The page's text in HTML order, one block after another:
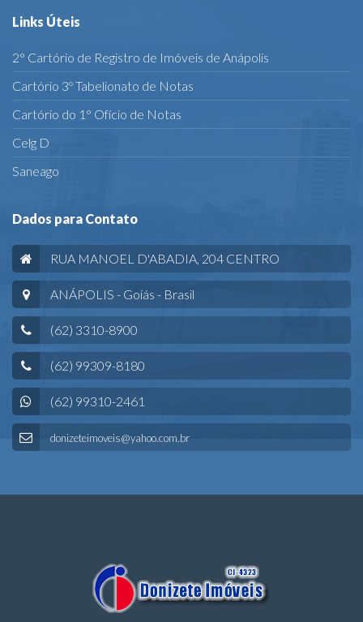
Links Úteis
2° Cartório de Registro de Imóveis de Anápolis
Cartório 3º Tabelionato de Notas
Cartório do 1° Ofício de Notas
Celg D
Saneago
Dados para Contato
RUA MANOEL D'ABADIA, 204 CENTRO
ANÁPOLIS - Goiás - Brasil
(62) 3310-8900
(62) 99309-8180
(62) 99310-2461
donizeteimoveis@yahoo.com.br